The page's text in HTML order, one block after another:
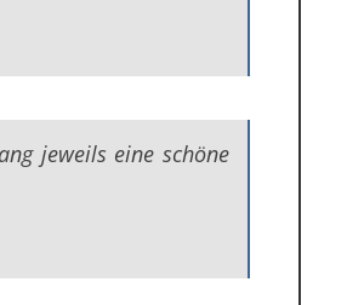
jeweils eine schöne